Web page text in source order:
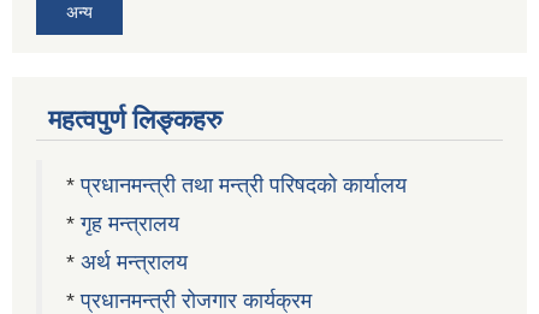
अन्य
महत्वपुर्ण लिङ्कहरु
*प्रधानमन्त्री तथा मन्त्री परिषदको कार्यालय
*गृह मन्त्रालय
* अर्थ मन्त्रालय
*प्रधानमन्त्री रोजगार कार्यक्रम